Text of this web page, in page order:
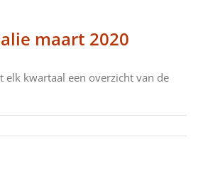
maart 2020
elk kwartaal een overzicht van de